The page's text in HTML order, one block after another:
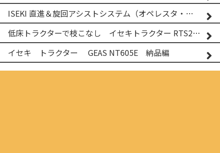
ISEKI 直進＆旋回アシストシステム（オペレスタ・ターン）搭載 イセキ 乗用田植機 PRJ8D-ZJL
低床トラクターで枝こなし イセキトラクター RTS205NS & フレールモア FNC1202F
イセキ トラクター GEAS NT605E 納品編